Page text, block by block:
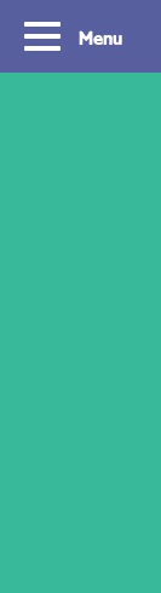
Menu
Met de Tourist
gedurende een
bus, tram, metro
vast bedrag door